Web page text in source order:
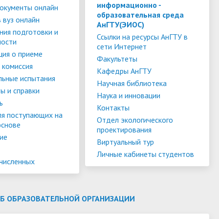
Финансово-хозяйственная
деятельность
Организация питания в
образовательной организации
Информация Министерства науки и
высшего образования РФ
Международное сотрудничество
Информационная поддержка
сотрудников и обучающихся по
вопросам коронавирусной
инфекции и организации
дистанционного обучения
платной основе
Для поступающих из ДНР, ЛНР,
Запорожской области и
Херсонской области
Дополнительный прием
онлайн
онлайн
подготовки и
о приеме
испытания
и справки
поступающих на
информационно -
образовательная среда
АнГТУ(ЭИОС)
Ссылки на ресурсы АнГТУ в
сети Интернет
Факультеты
Кафедры АнГТУ
Научная библиотека
Наука и инновации
Контакты
Отдел экологического
проектирования
Виртуальный тур
Личные кабинеты студентов
ОБРАЗОВАТЕЛЬНОЙ ОРГАНИЗАЦИИ